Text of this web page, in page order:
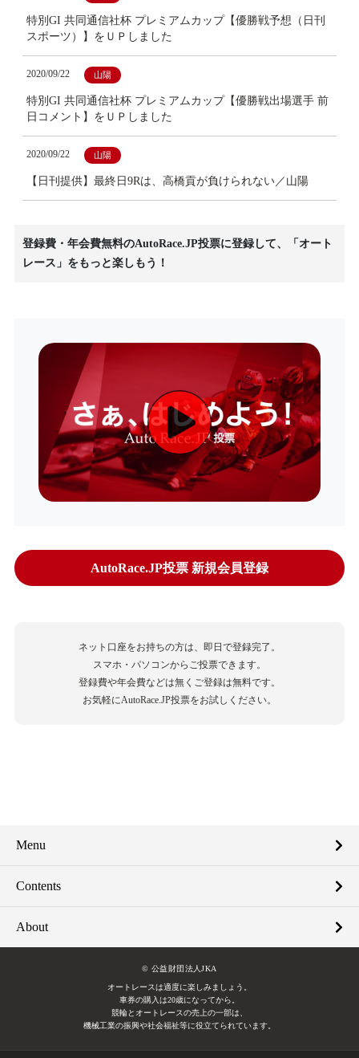
特別GI 共同通信社杯 プレミアムカップ【優勝戦予想（日刊
スポーツ）】をＵＰしました
2020/09/22 山陽
特別GI 共同通信社杯 プレミアムカップ【優勝戦出場選手 前
日コメント】をＵＰしました
2020/09/22 山陽
【日刊提供】最終日9Rは、高橋貢が負けられない／山陽
登録費・年会費無料のAutoRace.JP投票に登録して、「オート
レース」をもっと楽しもう！
AutoRace.JP投票 新規会員登録
ネット口座をお持ちの方は、即日で登録完了。
スマホ・パソコンからご投票できます。
登録費や年会費などは無くご登録は無料です。
お気軽にAutoRace.JP投票をお試しください。
Menu
Contents
About
© 公益財団法人JKA
オートレースは適度に楽しみましょう。
車券の購入は20歳になってから。
競輪とオートレースの売上の一部は、
機械工業の振興や社会福祉等に役立てられています。